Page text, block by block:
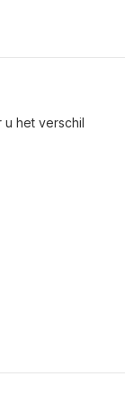
het verschil